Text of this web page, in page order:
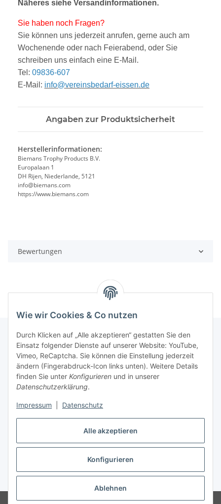
Alle akzeptieren
Konfigurieren
Ablehnen
Wie wir Cookies & Co nutzen
Durch Klicken auf „Alle akzeptieren“ gestatten Sie den
Einsatz folgender Dienste auf unserer Website: YouTube,
Vimeo, ReCaptcha. Sie können die Einstellung jederzeit
ändern (Fingerabdruck-Icon links unten). Weitere Details
finden Sie unter Konfigurieren und in unserer
Datenschutzerklärung.
Impressum Datenschutz
Näheres siehe Versandinformationen.
Sie haben noch Fragen?
Sie können uns jederzeit anrufen, gerne auch am
Wochenende oder nach Feierabend, oder Sie
schreiben uns einfach eine E-Mail.
Tel: 09836-607
E-Mail: info@vereinsbedarf-eissen.de
Angaben zur Produktsicherheit
Herstellerinformationen:
Biemans Trophy Products B.V.
Europalaan 1
DH Rijen, Niederlande, 5121
info@biemans.com
https://www.biemans.com
Bewertungen
Informationen
Gesetzliche Informationen
Vertrag widerrufen
* Alle Preise inkl. gesetzlicher USt., zzgl.Versand